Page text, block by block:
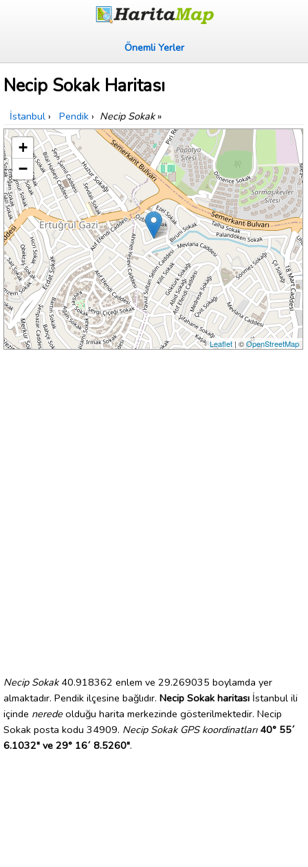
Önemli Yerler
Necip Sokak Haritası
İstanbul › Pendik › Necip Sokak»
+
−
Leaflet| ©OpenStreetMap
Necip Sokak40.918362 enlem ve 29.269035 boylamda yer
almaktadır. Pendik ilçesine bağlıdır. Necip Sokak haritası İstanbul ili
içinde nerede olduğu harita merkezinde gösterilmektedir. Necip
Sokak posta kodu 34909. Necip Sokak GPS koordinatları 40° 55´
6.1032" ve 29° 16´ 8.5260".